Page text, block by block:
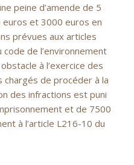
peine d’amende de 5
euros et 3000 euros en
prévues aux articles
de l’environnement
à l’exercice des
de procéder à la
des infractions est puni
et de 7500
à l’article L216-10 du